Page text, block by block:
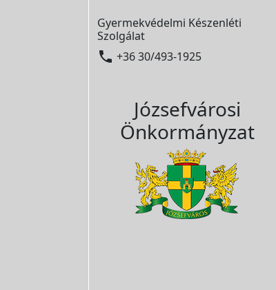
Gyermekvédelmi Készenléti
Szolgálat
 +36 30/493-1925
Józsefvárosi
Önkormányzat